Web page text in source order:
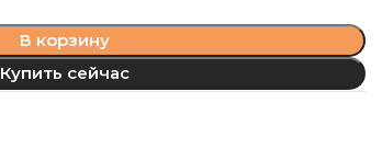
В корзину
Купить сейчас